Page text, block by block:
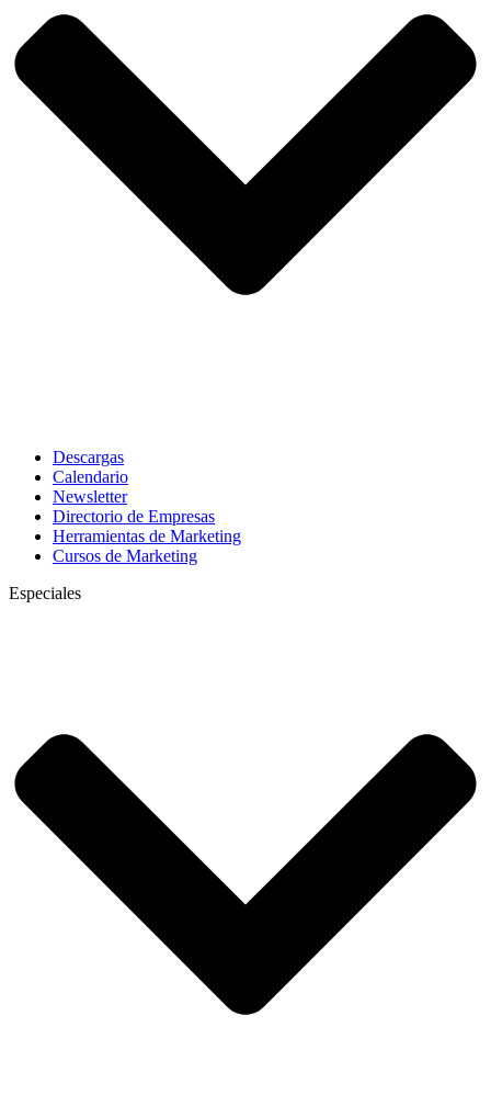
Descargas
Calendario
Newsletter
Directorio de Empresas
Herramientas de Marketing
Cursos de Marketing
Especiales